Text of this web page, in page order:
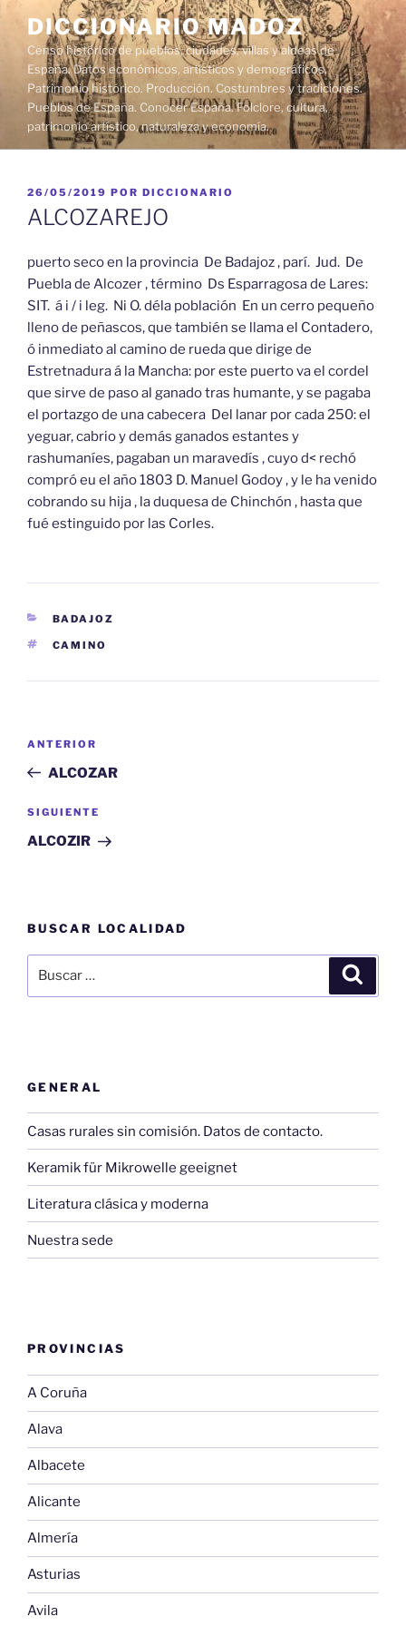
contenido
DICCIONARIO MADOZ
Censo histórico de pueblos, ciudades, villas y aldeas de
España. Datos económicos, artísticos y demográficos.
Patrimonio histórico. Producción. Costumbres y tradiciones.
Pueblos de España. Conocer España. Folclore, cultura,
patrimonio artístico, naturaleza y economía.
PUBLICADO
EL
26/05/2019 POR DICCIONARIO
ALCOZAREJO
puerto seco en la provincia De Badajoz , parí. Jud. De
Puebla de Alcozer , término Ds Esparragosa de Lares:
SIT. á i / i leg. Ni O. déla población En un cerro pequeño
lleno de peñascos, que también se llama el Contadero,
ó inmediato al camino de rueda que dirige de
Estretnadura á la Mancha: por este puerto va el cordel
que sirve de paso al ganado tras humante, y se pagaba
el portazgo de una cabecera Del lanar por cada 250: el
yeguar, cabrio y demás ganados estantes y
rashumaníes, pagaban un maravedís , cuyo d< rechó
compró eu el año 1803 D. Manuel Godoy , y le ha venido
cobrando su hija , la duquesa de Chinchón , hasta que
fué estinguido por las Corles.
CATEGORÍAS
BADAJOZ
ETIQUETAS
CAMINO
entradas
Entrada
anterior:
ANTERIOR
ALCOZAR
Siguiente
entrada
SIGUIENTE
ALCOZIR
BUSCAR LOCALIDAD
por:
GENERAL
Casas rurales sin comisión. Datos de contacto.
Keramik für Mikrowelle geeignet
Literatura clásica y moderna
Nuestra sede
PROVINCIAS
A Coruña
Alava
Albacete
Alicante
Almería
Asturias
Avila